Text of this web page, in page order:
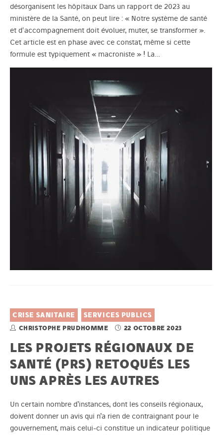
désorganisent les hôpitaux Dans un rapport de 2023 au
ministère de la Santé, on peut lire : « Notre système de santé
et d'accompagnement doit évoluer, muter, se transformer ».
Cet article est en phase avec ce constat, même si cette
formule est typiquement « macroniste » ! La…
CRISE SANITAIRE SERVICES PUBLICS
CHRISTOPHE PRUDHOMME 22 OCTOBRE 2023
LES PROJETS RÉGIONAUX DE
SANTÉ (PRS) RETOQUÉS LES
UNS APRÈS LES AUTRES
Un certain nombre d’instances, dont les conseils régionaux,
doivent donner un avis qui n’a rien de contraignant pour le
gouvernement, mais celui-ci constitue un indicateur politique